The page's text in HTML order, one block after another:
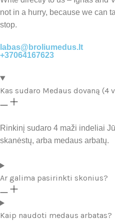
not in a hurry, because we can
stop.
labas@broliumedus.lt
+37064167623
Kas sudaro Medaus dovaną (4
Rinkinį sudaro 4 maži indeliai
skanėstų, arba medaus arbatų.
Ar galima pasirinkti skonius?
Kaip naudoti medaus arbatas?